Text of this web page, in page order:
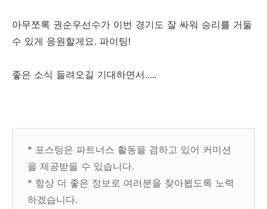
아무쪼록 권순우선수가 이번 경기도 잘 싸워 승리를 거둘
수 있게 응원할게요. 파이팅!
좋은 소식 들려오길 기대하면서.....
* 포스팅은 파트너스 활동을 겸하고 있어 커미션
을 제공받을 수 있습니다.
* 항상 더 좋은 정보로 여러분을 찾아뵙도록 노력
하겠습니다.